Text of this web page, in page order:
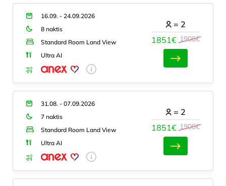
16.09. - 24.09.2026
8 naktis
Standard Room Land View
Ultra AI
1851€ 1908€
= 2
31.08. - 07.09.2026
7 naktis
Standard Room Land View
Ultra AI
1851€ 1908€
= 2